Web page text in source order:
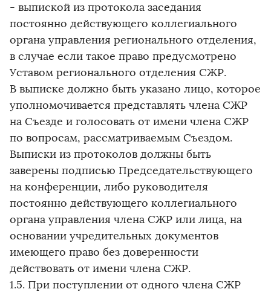
- выпиской из протокола заседания
постоянно действующего коллегиального
органа управления регионального отделения,
в случае если такое право предусмотрено
Уставом регионального отделения СЖР.
В выписке должно быть указано лицо, которое
уполномочивается представлять члена СЖР
на Съезде и голосовать от имени члена СЖР
по вопросам, рассматриваемым Съездом.
Выписки из протоколов должны быть
заверены подписью Председательствующего
на конференции, либо руководителя
постоянно действующего коллегиального
органа управления члена СЖР или лица, на
основании учредительных документов
имеющего право без доверенности
действовать от имени члена СЖР.
1.5. При поступлении от одного члена СЖР